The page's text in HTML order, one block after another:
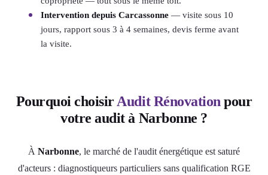
Intervention depuis Carcassonne — visite sous 10
jours, rapport sous 3 à 4 semaines, devis ferme avant
la visite.
Pourquoi choisirAudit Rénovation pour
votre audit à Narbonne ?
À Narbonne, le marché de l'audit énergétique est saturé
d'acteurs : diagnostiqueurs particuliers sans qualification RGE